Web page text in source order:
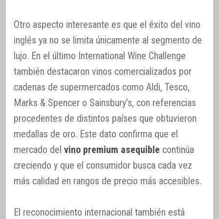
Otro aspecto interesante es que el éxito del vino
inglés ya no se limita únicamente al segmento de
lujo. En el último International Wine Challenge
también destacaron vinos comercializados por
cadenas de supermercados como Aldi, Tesco,
Marks & Spencer o Sainsbury’s, con referencias
procedentes de distintos países que obtuvieron
medallas de oro. Este dato confirma que el
mercado del vino premium asequible continúa
creciendo y que el consumidor busca cada vez
más calidad en rangos de precio más accesibles.
El reconocimiento internacional también está